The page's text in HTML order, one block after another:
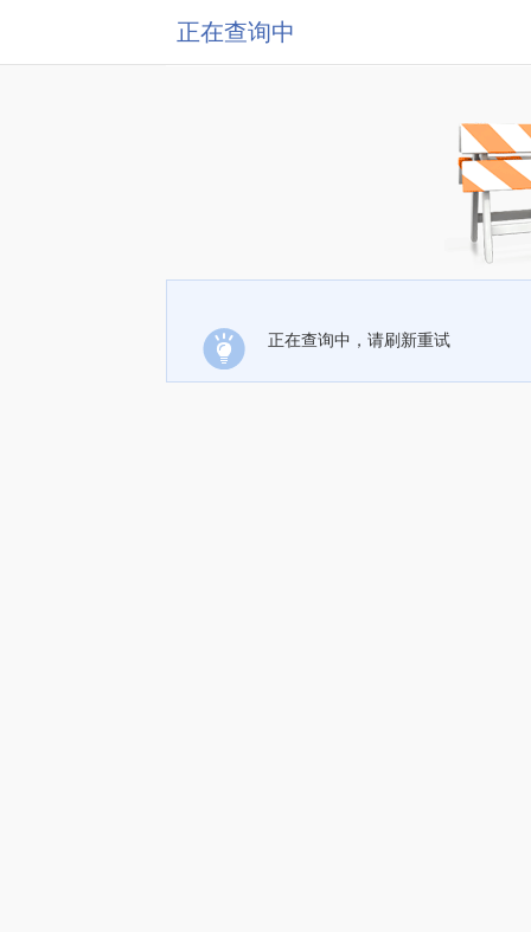
正在查询中
正在查询中，请刷新重试